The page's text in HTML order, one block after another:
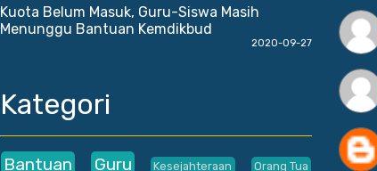
Kuota Belum Masuk, Guru-Siswa Masih
Menunggu Bantuan Kemdikbud
2020-09-27
Kategori
Bantuan Guru Kesejahteraan Orang Tua